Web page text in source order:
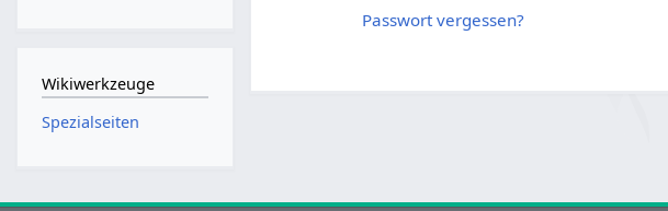
Passwort vergessen?
Wikiwerkzeuge
Spezialseiten